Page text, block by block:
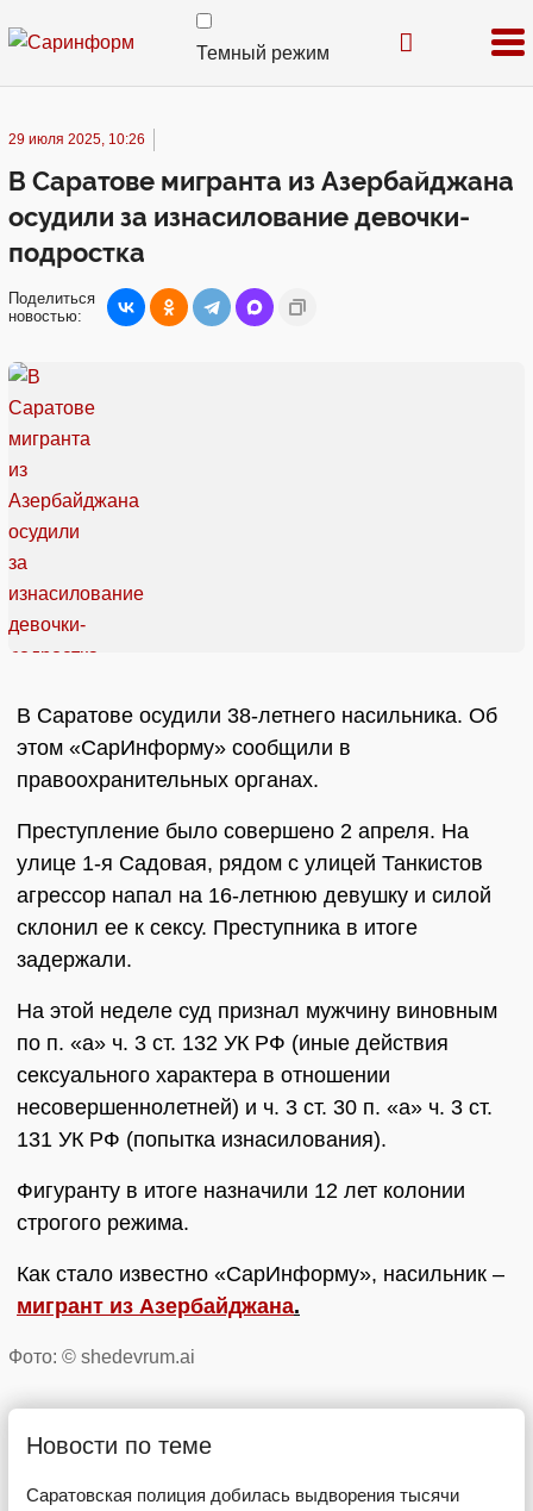
Темный режим
29 июля 2025, 10:26
В Саратове мигранта из Азербайджана
осудили за изнасилование девочки-
подростка
Поделиться
новостью:
В Саратове осудили 38-летнего насильника. Об
этом «СарИнформу» сообщили в
правоохранительных органах.
Преступление было совершено 2 апреля. На
улице 1-я Садовая, рядом с улицей Танкистов
агрессор напал на 16-летнюю девушку и силой
склонил ее к сексу. Преступника в итоге
задержали.
На этой неделе суд признал мужчину виновным
по п. «а» ч. 3 ст. 132 УК РФ (иные действия
сексуального характера в отношении
несовершеннолетней) и ч. 3 ст. 30 п. «а» ч. 3 ст.
131 УК РФ (попытка изнасилования).
Фигуранту в итоге назначили 12 лет колонии
строгого режима.
Как стало известно «СарИнформу», насильник –
мигрант из Азербайджана.
Фото: © shedevrum.ai
Новости по теме
Саратовская полиция добилась выдворения тысячи